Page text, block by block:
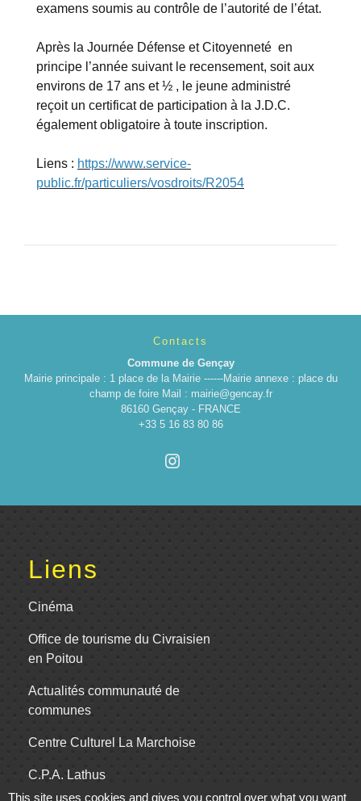
examens soumis au contrôle de l’autorité de l’état.
Après la Journée Défense et Citoyenneté en
principe l’année suivant le recensement, soit aux
environs de 17 ans et ½ , le jeune administré
reçoit un certificat de participation à la J.D.C.
également obligatoire à toute inscription.
Liens : https://www.service-
public.fr/particuliers/vosdroits/R2054
Contacts
Commune de Gençay
Mairie principale : 1 place de la Mairie ------Mairie annexe : place du
champ de foire Mail : mairie@gencay.fr
86160 Gençay - FRANCE
+33 5 16 83 80 86
Liens
Cinéma
Office de tourisme du Civraisien
en Poitou
Actualités communauté de
communes
Centre Culturel La Marchoise
C.P.A. Lathus
This site uses cookies and gives you control over what you want